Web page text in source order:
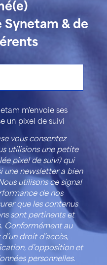
Synetam & de
m'envoie ses
un pixel de suivi
vous consentez
utilisions une petite
pixel de suivi) qui
une newsletter a bien
utilisons ce signal
de nos
que les contenus
sont pertinents et
Conformément au
droit d’accès,
d’opposition et
personnelles.